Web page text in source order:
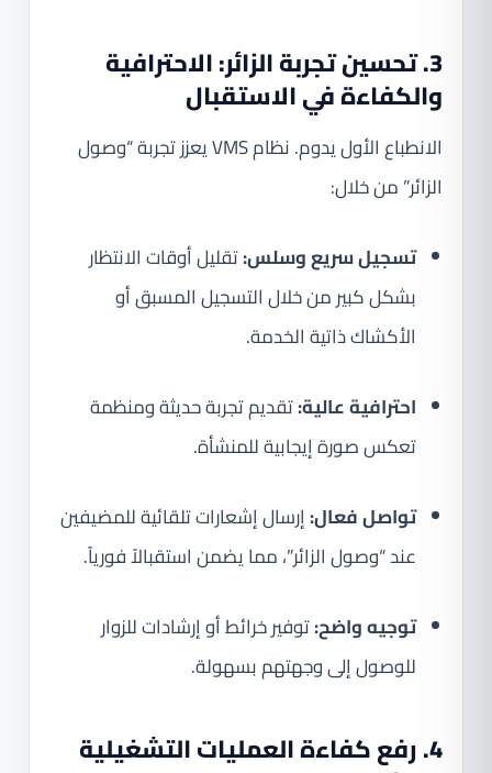
3. تحسين تجربة الزائر: الاحترافية
والكفاءة في الاستقبال
الانطباع الأول يدوم. نظام VMS يعزز تجربة “وصول
الزائر” من خلال:
تسجيل سريع وسلس:تقليل أوقات الانتظار
بشكل كبير من خلال التسجيل المسبق أو
الأكشاك ذاتية الخدمة.
احترافية عالية:تقديم تجربة حديثة ومنظمة
تعكس صورة إيجابية للمنشأة.
تواصل فعال:إرسال إشعارات تلقائية للمضيفين
عند “وصول الزائر”، مما يضمن استقبالاً فورياً.
توجيه واضح:توفير خرائط أو إرشادات للزوار
للوصول إلى وجهتهم بسهولة.
4. رفع كفاءة العمليات التشغيلية